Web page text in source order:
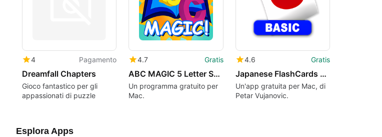
4 Pagamento
Dreamfall Chapters
Gioco fantastico per gli
appassionati di puzzle
4.7 Gratis
ABC MAGIC 5 Letter Sound Matching
Un programma gratuito per
Mac.
4.6 Gratis
Japanese FlashCards BASIC
Un'app gratuita per Mac, di
Petar Vujanovic.
Esplora Apps